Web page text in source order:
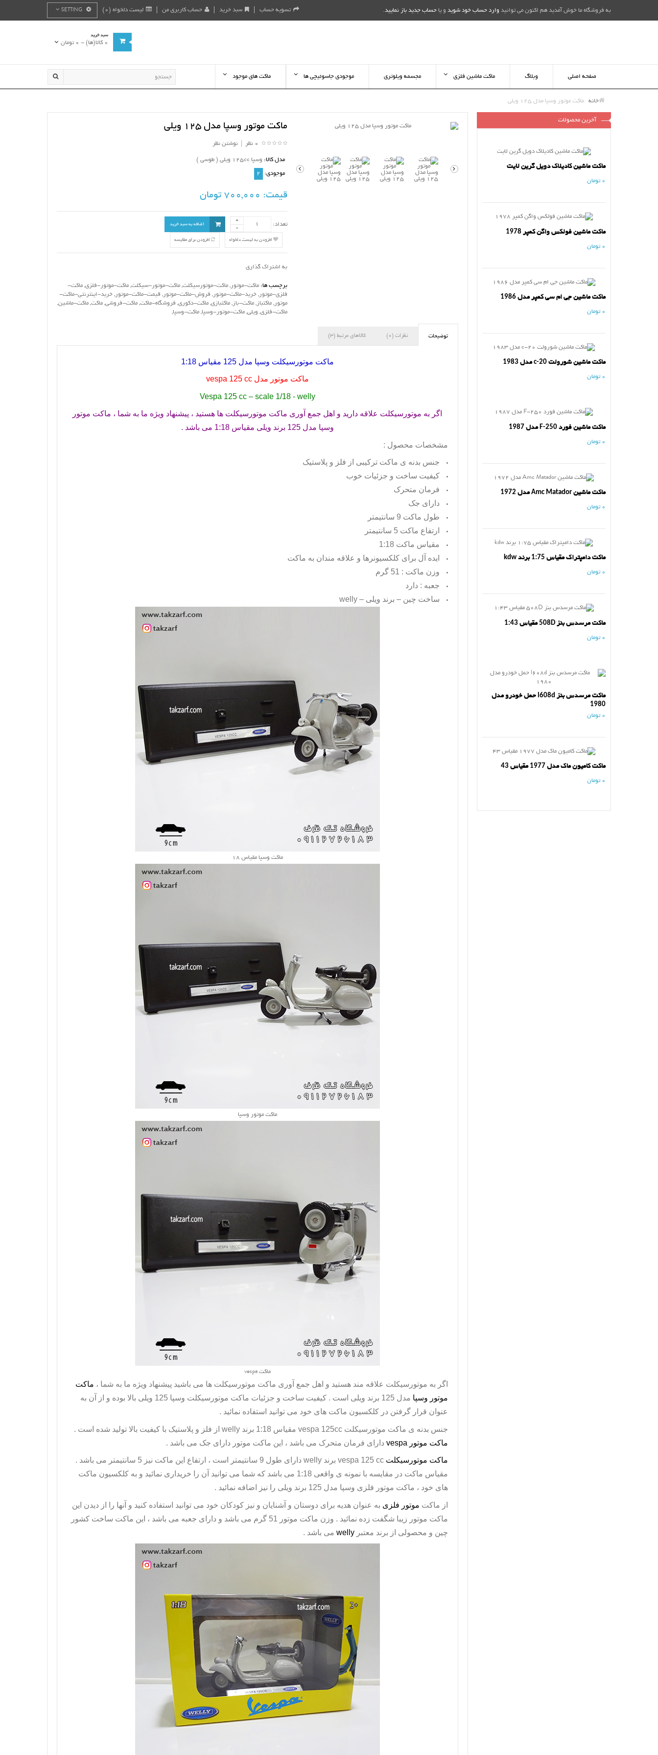
به فروشگاه ما خوش آمدید هم اکنون می توانید وارد حساب خود شوید و یا حساب جدید باز نمایید. لیست دلخواه (0) حساب کاربری من سبد خرید تسویه حساب SETTING
سبد خرید
0 کالا(ها) - 0 تومان
صفحه اصلی وبلاگ ماکت ماشین فلزی مجسمه ویلوتری موجودی جاسوئیچی ها ماکت های موجود
خانه ماکت موتور وسپا مدل 125 ویلی
آخرین محصولات
ماکت ماشین کادیلاک دویل گرین لایت
0 تومان
ماکت ماشین فولکس واگن کمپر 1978
0 تومان
ماکت ماشین جی ام سی کمپر مدل 1986
0 تومان
ماکت ماشین شورولت c-20 مدل 1983
0 تومان
ماکت ماشین فورد F-250 مدل 1987
0 تومان
ماکت ماشین Amc Matador مدل 1972
0 تومان
ماکت دامپتراک مقیاس 1:75 برند kdw
0 تومان
ماکت مرسدس بنز 508D مقیاس 1:43
0 تومان
ماکت مرسدس بنز l608d حمل خودرو مدل
1980
0 تومان
ماکت کامیون ماک مدل 1977 مقیاس 43
0 تومان
ماکت موتور وسپا مدل 125 ویلی
0 نظر |نوشتن نظر
مدل کالا: وسپا 125cc ویلی ( طوسی )
موجودی: 2
قیمت:
تعداد: اضافه به سبد خرید
افزودن به لیست دلخواه افزودن برای مقایسه
به اشتراک گذاری
برچسب ها: ماکت-موتور,ماکت-موتورسیکلت,ماکت-موتور-سیکلت,ماکت-موتور-فلزی,ماکت-
فلزی-موتور,خرید-ماکت-موتور, فروش-ماکت-موتور, قیمت-ماکت-موتور,خرید-اینترنتی-ماکت-
موتور,ماکتباز,ماکت-باز,ماکتبازی,ماکت-دکوری, فروشگاه-ماکت,ماکت-فروشی,ماکت,ماکت-ماشین,
ماکت-فلزی, ویلی,ماکت-موتور-وسپا,ماکت-وسپا,
توضیحات نظرات (0) کالاهای مرتبط (3)
ماکت موتورسیکلت وسپا مدل125 مقیاس 1:18
ماکت موتور مدلvespa 125 cc
Vespa 125 cc – scale 1/18 - welly
اگر به موتورسیکلت علاقه دارید و اهل جمع آوری ماکت موتورسیکلت ها هستید ، پیشنهاد ویژه ما به شما ، ماکت موتور
وسپا مدل 125 برند ویلی مقیاس 1:18 می باشد .
مشخصات محصول :
جنس بدنه ی ماکت ترکیبی از فلز و پلاستیک
کیفیت ساخت و جزئیات خوب
فرمان متحرک
دارای جک
طول ماکت 9 سانتیمتر
ارتفاع ماکت 5 سانتیمتر
مقیاس ماکت 1:18
ایده آل برای کلکسیونرها و علاقه مندان به ماکت
وزن ماکت : 51 گرم
جعبه : دارد
ساخت چین – برند ویلی –welly
ماکت وسپا مقیاس 18
ماکت موتور وسپا
ماکت vespa
اگر به موتورسیکلت علاقه مند هستید و اهل جمع آوری ماکت موتورسیکلت ها می باشید پیشنهاد ویژه ما به شما ، ماکت
موتور وسپا
مدل 125 برند ویلی است . کیفیت ساخت و جزئیات ماکت موتورسیکلت وسپا 125 ویلی بالا بوده و از آن به
عنوان قرار گرفتن در کلکسیون ماکت های خود می توانید استفاده نمائید .
جنس بدنه ی ماکت موتورسیکلت vespa 125cc مقیاس 1:18 برند welly از فلز و پلاستیک با کیفیت بالا تولید شده است .
ماکت موتور vespa دارای فرمان متحرک می باشد ، این ماکت موتور دارای جک می باشد .
ماکت موتورسیکلت vespa 125 cc برندwelly
دارای طول 9 سانتیمتر است ، ارتفاع این ماکت نیز 5 سانتیمتر می باشد .
مقیاس ماکت در مقایسه با نمونه ی واقعی 1:18 می باشد که شما می توانید آن را خریداری نمائید و به کلکسیون ماکت
های خود ، ماکت موتور فلزی وسپا مدل 125 برند ویلی را نیز اضافه نمائید .
از ماکت موتور فلزی به عنوان هدیه برای دوستان و آشنایان و نیز کودکان خود می توانید استفاده کنید و آنها را از دیدن این
ماکت موتور
زیبا شگفت زده نمائید . وزن ماکت موتور 51 گرم می باشد و دارای جعبه می باشد ، این ماکت ساخت کشور
چین و محصولی از برند معتبرwelly می باشد .